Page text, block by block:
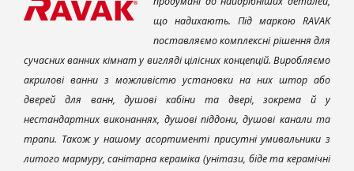
що надихають. Під маркою RAVAK
поставляємо комплексні рішення для
сучасних ванних кімнат у вигляді цілісних концепцій. Виробляємо
акрилові ванни з можливістю установки на них штор або
дверей для ванн, душові кабіни та двері, зокрема й у
нестандартних виконаннях, душові піддони, душові канали та
трапи. Також у нашому асортименті присутні умивальники з
литого мармуру, санітарна кераміка (унітази, біде та керамічні